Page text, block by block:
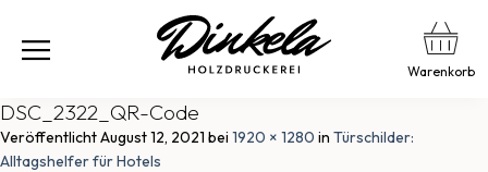
Warenkorb
DSC_2322_QR-Code
VeröffentlichtAugust 12, 2021 bei 1920 × 1280 in Türschilder:
Alltagshelfer für Hotels